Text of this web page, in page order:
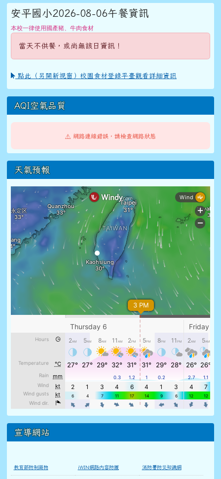
安平國小2026-08-06午餐資訊
本校一律使用國產豬、牛肉食材
當天不供餐，或尚無該日資訊！
點此（另開新視窗）校園食材登錄平臺觀看詳細資訊
AQI空氣品質
⚠️ 網路連線錯誤，請檢查網路狀態
天氣預報
宣導網站
教育部防制藥物 iWIN網路內容防護 消防署防災知識網